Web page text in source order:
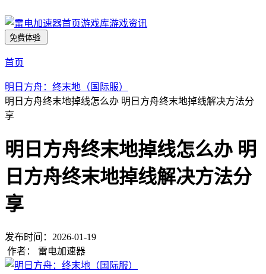
首页游戏库游戏资讯
免费体验
首页
明日方舟：终末地（国际服）
明日方舟终末地掉线怎么办 明日方舟终末地掉线解决方法分
享
明日方舟终末地掉线怎么办 明
日方舟终末地掉线解决方法分
享
发布时间： 2026-01-19
作者： 雷电加速器